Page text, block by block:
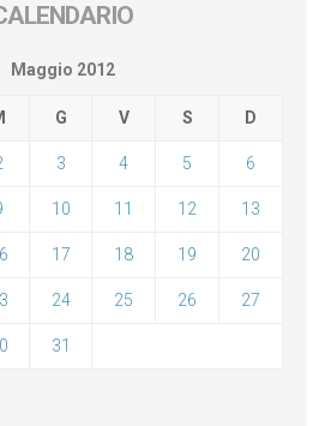
Maggio 2012
G V S D
3 4 5 6
10 11 12 13
17 18 19 20
24 25 26 27
31